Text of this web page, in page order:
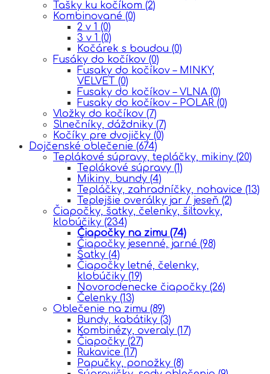
Tašky ku kočíkom (2)
Kombinované (0)
2 v 1 (0)
3 v 1 (0)
Kočárek s boudou (0)
Fusáky do kočíkov (0)
Fusaky do kočíkov – MINKY,
VELVET (0)
Fusaky do kočíkov – VLNA (0)
Fusaky do kočíkov – POLAR (0)
Vložky do kočíkov (7)
Slnečníky, dáždniky (7)
Kočíky pre dvojičky (0)
Dojčenské oblečenie (674)
Teplákové súpravy, tepláčky, mikiny (20)
Teplákové súpravy (1)
Mikiny, bundy (4)
Tepláčky, zahradníčky, nohavice (13)
Teplejšie overálky jar / jeseň (2)
Čiapočky, šatky, čelenky, šiltovky,
klobúčiky (234)
Čiapočky na zimu (74)
Čiapočky jesenné, jarné (98)
Šatky (4)
Čiapočky letné, čelenky,
klobúčiky (19)
Novorodenecke čiapočky (26)
Čelenky (13)
Oblečenie na zimu (89)
Bundy, kabátiky (3)
Kombinézy, overaly (17)
Čiapočky (27)
Rukavice (17)
Papučky, ponožky (8)